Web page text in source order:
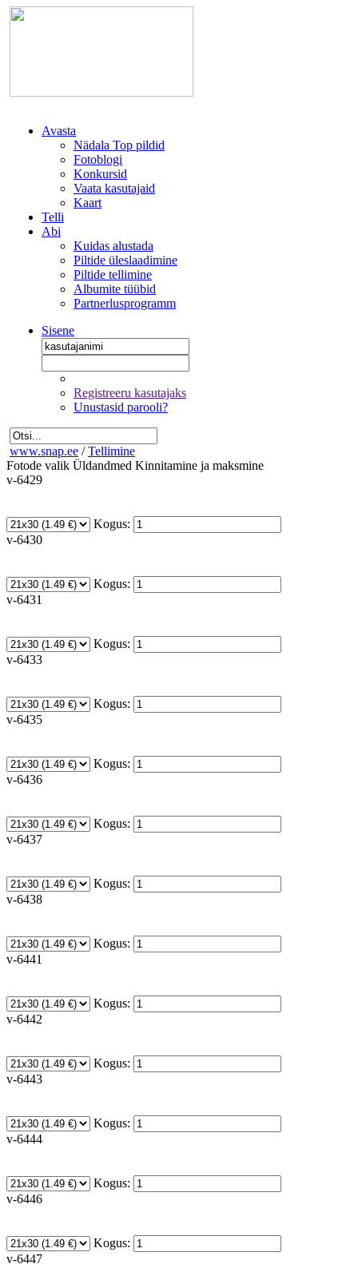
Avasta
Nädala Top pildid
Fotoblogi
Konkursid
Vaata kasutajaid
Kaart
Telli
Abi
Kuidas alustada
Piltide üleslaadimine
Piltide tellimine
Albumite tüübid
Partnerlusprogramm
Sisene
Registreeru kasutajaks
Unustasid parooli?
www.snap.ee / Tellimine
Fotode valik Üldandmed Kinnitamine ja maksmine
v-6429
Kogus:
v-6430
Kogus:
v-6431
Kogus:
v-6433
Kogus:
v-6435
Kogus:
v-6436
Kogus:
v-6437
Kogus:
v-6438
Kogus:
v-6441
Kogus:
v-6442
Kogus:
v-6443
Kogus:
v-6444
Kogus:
v-6446
Kogus:
v-6447